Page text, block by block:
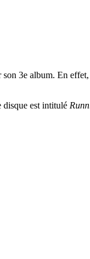
son 3e album. En
est intitulé